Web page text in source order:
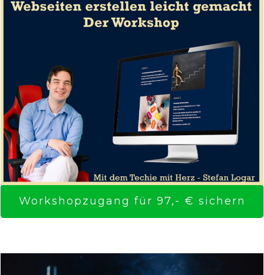
Workshopzugang für 97,- € sichern